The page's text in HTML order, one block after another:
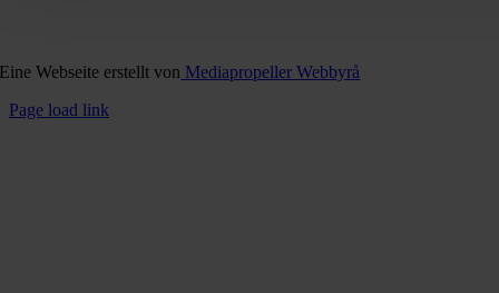
Eine Webseite erstellt von Mediapropeller Webbyrå
Page load link